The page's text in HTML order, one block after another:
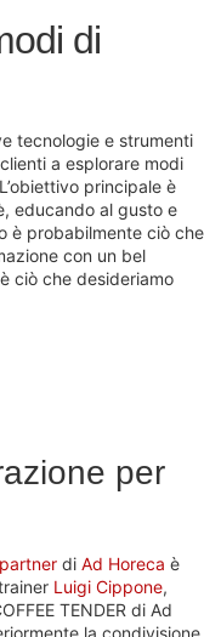
di
tecnologie e strumenti
a esplorare modi
principale è
educando al gusto e
è probabilmente ciò che
con un bel
ciò che desideriamo
per
partner di Ad Horeca è
Luigi Cippone,
TENDER di Ad
la condivisione